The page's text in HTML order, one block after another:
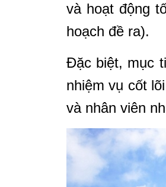
và hoạt động
hoạch đề ra).
Đặc biệt, mục
nhiệm vụ cốt
và nhân viên